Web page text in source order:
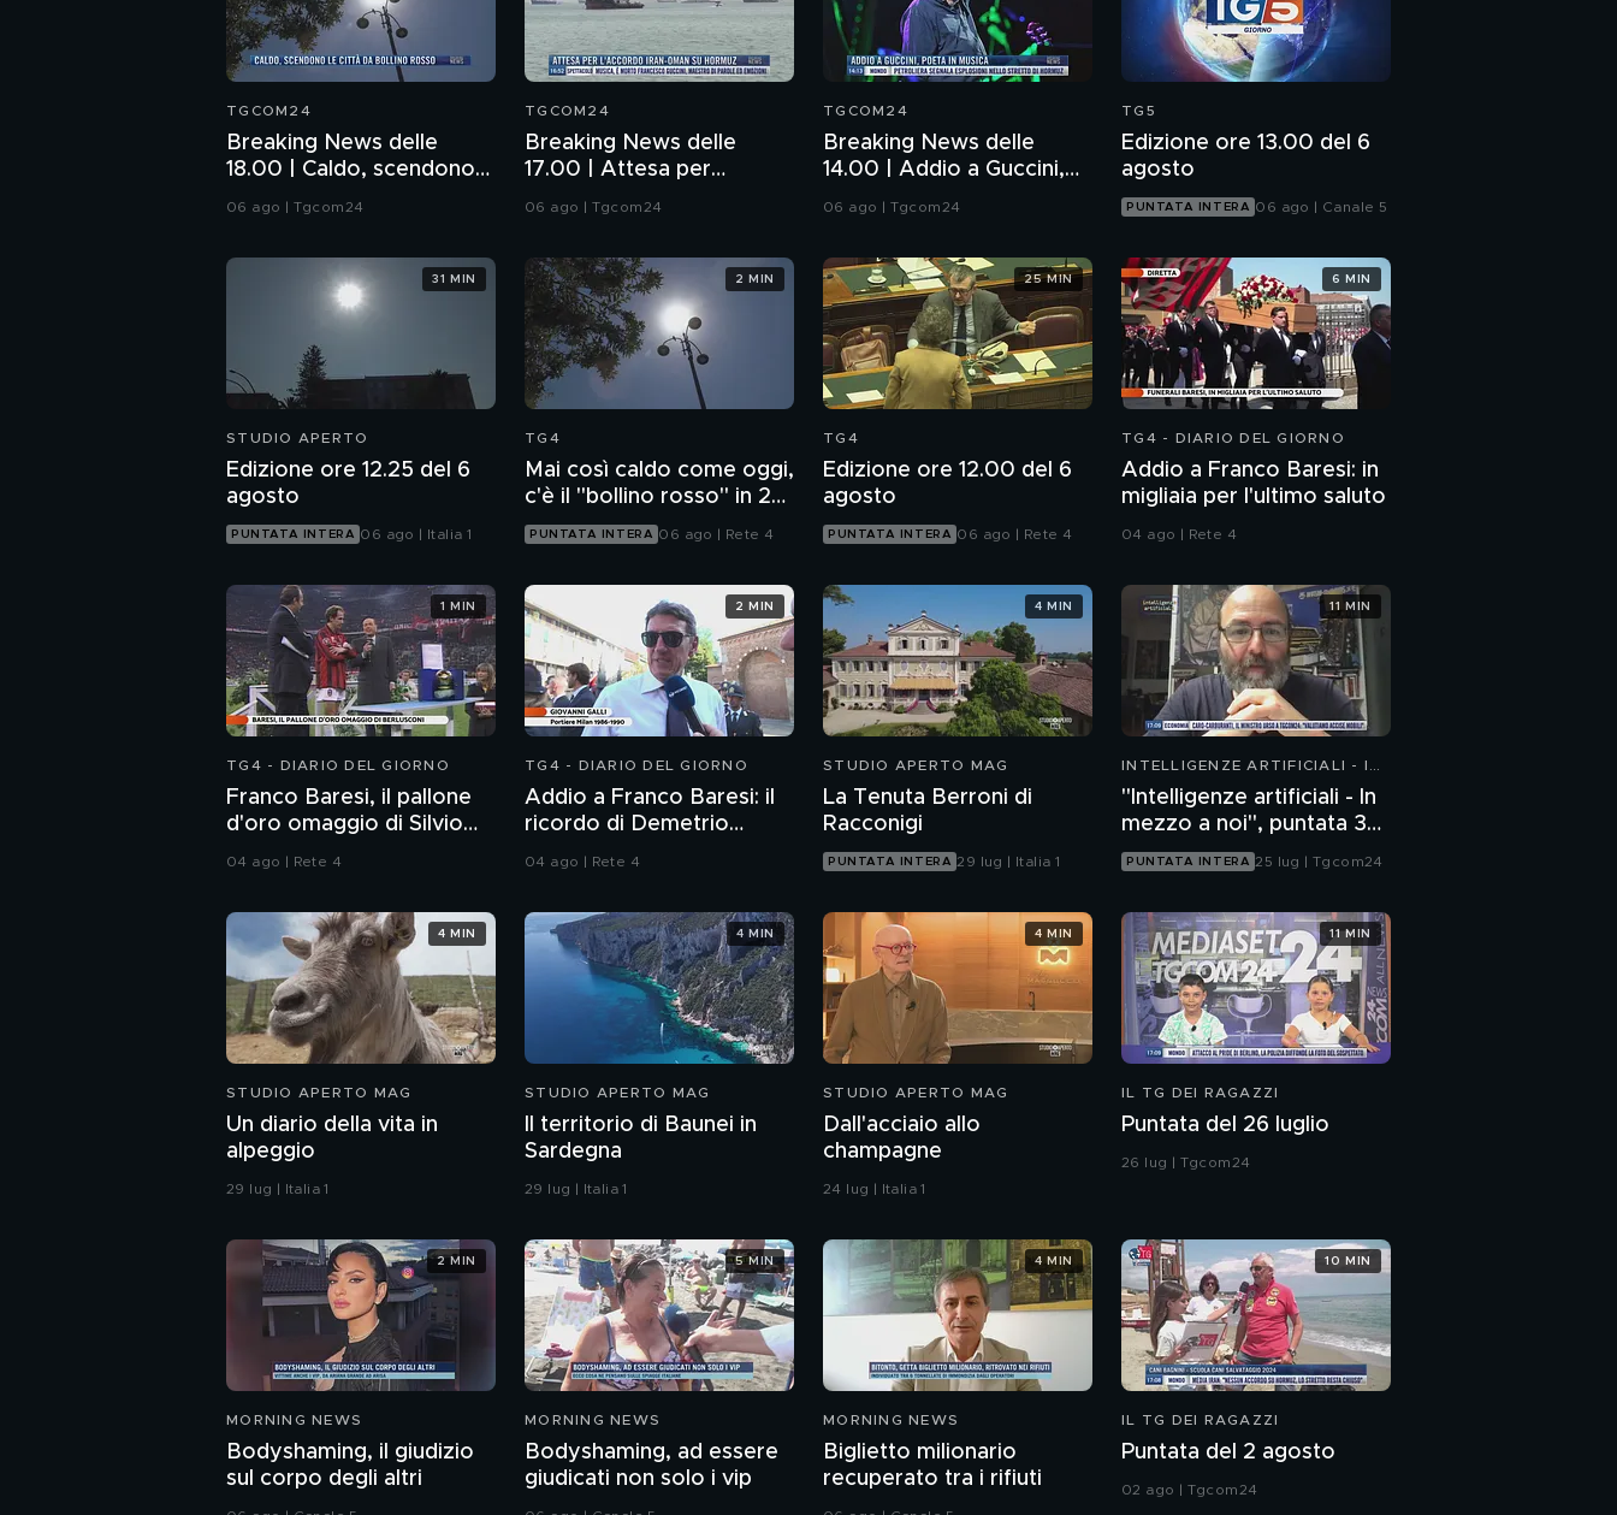
TGCOM24
Breaking News delle
18.00 | Caldo, scendono
le città da bollino rosso
06 ago | Tgcom24
TGCOM24
Breaking News delle
17.00 | Attesa per
l'accordo Iran-Oman su
06 ago | Tgcom24
TGCOM24
Breaking News delle
14.00 | Addio a Guccini,
poeta in musica
06 ago | Tgcom24
TG5
Edizione ore 13.00 del 6
agosto
PUNTATA INTERA 06 ago | Canale 5
STUDIO APERTO
Edizione ore 12.25 del 6
agosto
PUNTATA INTERA 06 ago | Italia 1
31 MIN
TG4
Mai così caldo come oggi,
c'è il "bollino rosso" in 27
città
PUNTATA INTERA 06 ago | Rete 4
2 MIN
TG4
Edizione ore 12.00 del 6
agosto
PUNTATA INTERA 06 ago | Rete 4
25 MIN
TG4 - DIARIO DEL GIORNO
Addio a Franco Baresi: in
migliaia per l'ultimo saluto
04 ago | Rete 4
6 MIN
TG4 - DIARIO DEL GIORNO
Franco Baresi, il pallone
d'oro omaggio di Silvio
Berlusconi
04 ago | Rete 4
1 MIN
TG4 - DIARIO DEL GIORNO
Addio a Franco Baresi: il
ricordo di Demetrio
Albertini, Clarence
04 ago | Rete 4
2 MIN
STUDIO APERTO MAG
La Tenuta Berroni di
Racconigi
PUNTATA INTERA 29 lug | Italia 1
4 MIN
INTELLIGENZE ARTIFICIALI - IN
"Intelligenze artificiali - In
mezzo a noi", puntata 35:
il progetto Glasswing
PUNTATA INTERA 25 lug | Tgcom24
11 MIN
STUDIO APERTO MAG
Un diario della vita in
alpeggio
29 lug | Italia 1
4 MIN
STUDIO APERTO MAG
Il territorio di Baunei in
Sardegna
29 lug | Italia 1
4 MIN
STUDIO APERTO MAG
Dall'acciaio allo
champagne
24 lug | Italia 1
4 MIN
IL TG DEI RAGAZZI
Puntata del 26 luglio
26 lug | Tgcom24
11 MIN
MORNING NEWS
Bodyshaming, il giudizio
sul corpo degli altri
2 MIN
MORNING NEWS
Bodyshaming, ad essere
giudicati non solo i vip
5 MIN
MORNING NEWS
Biglietto milionario
recuperato tra i rifiuti
4 MIN
IL TG DEI RAGAZZI
Puntata del 2 agosto
02 ago | Tgcom24
10 MIN